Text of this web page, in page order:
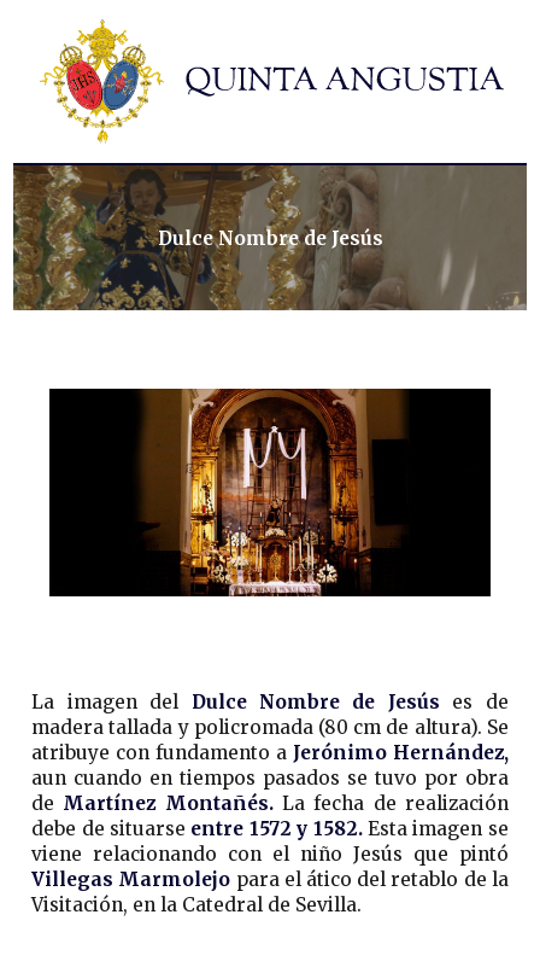
Hermandad
Titulares
Historia y patrimonio
Noticias
Contacto
Formularios
Dulce Nombre de Jesús
La imagen del Dulce Nombre de Jesús es de
madera tallada y policromada (80 cm de altura). Se
atribuye con fundamento a Jerónimo Hernández,
aun cuando en tiempos pasados se tuvo por obra
de Martínez Montañés.La fecha de realización
debe de situarse entre 1572 y 1582.Esta imagen se
viene relacionando con el niño Jesús que pintó
Villegas Marmolejo para el ático del retablo de la
Visitación, en la Catedral de Sevilla.